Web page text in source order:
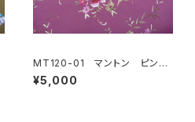
MT120-01 マントン ピンク
地ピンクブラウン系刺繍
¥5,000